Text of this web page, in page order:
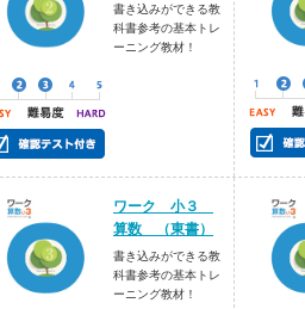
書き込みができる教
科書参考の基本トレ
ーニング教材！
ワーク 小３
算数 （東書）
書き込みができる教
科書参考の基本トレ
ーニング教材！